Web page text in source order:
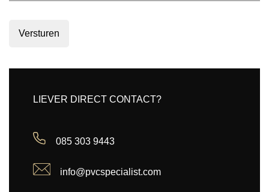
Versturen
LIEVER DIRECT CONTACT?
085 303 9443
info@pvcspecialist.com